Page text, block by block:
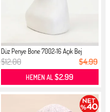
Düz Penye Bone 7002-16 Açık Bej
$12.00 $4.99
HEMEN AL$2.99